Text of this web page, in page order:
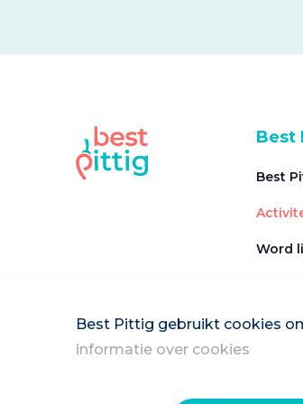
Best Pittig gebruikt cookies
informatie over cookies
Best
Best
Word
Word